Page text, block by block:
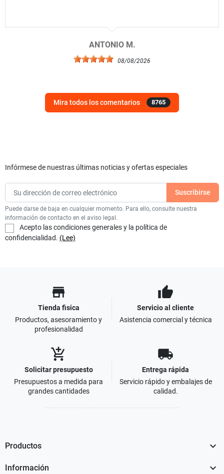
ANTONIO M.
08/08/2026
Mira todos los comentarios 8765
Infórmese de nuestras últimas noticias y ofertas especiales
Puede darse de baja en cualquier momento. Para ello, consulte nuestra
información de contacto en el aviso legal.
Acepto las condiciones generales y la política de
confidencialidad. (Lee)
store
Tienda fisica
Productos, asesoramiento y
profesionalidad
thumb_up
Servicio al cliente
Asistencia comercial y técnica
add_shopping_cart
Solicitar presupuesto
Presupuestos a medida para
grandes cantidades
local_shipping
Entrega rápida
Servicio rápido y embalajes de
calidad.
Productos 
Información 